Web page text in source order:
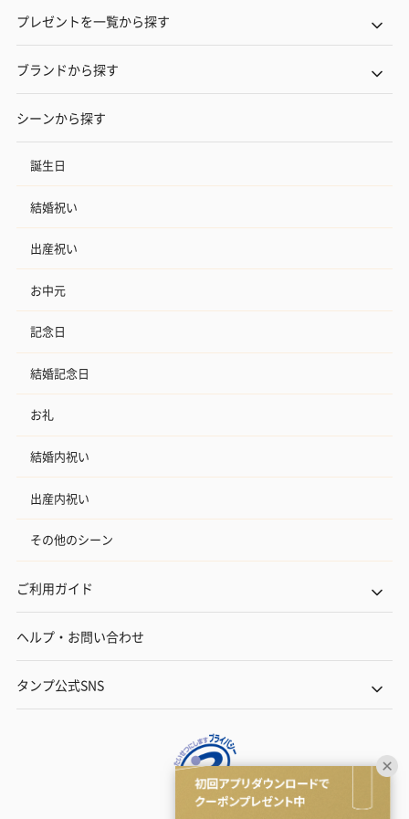
プレゼントを一覧から探す
ブランドから探す
シーンから探す
誕生日
結婚祝い
出産祝い
お中元
記念日
結婚記念日
お礼
結婚内祝い
出産内祝い
その他のシーン
ご利用ガイド
ヘルプ・お問い合わせ
タンプ公式SNS